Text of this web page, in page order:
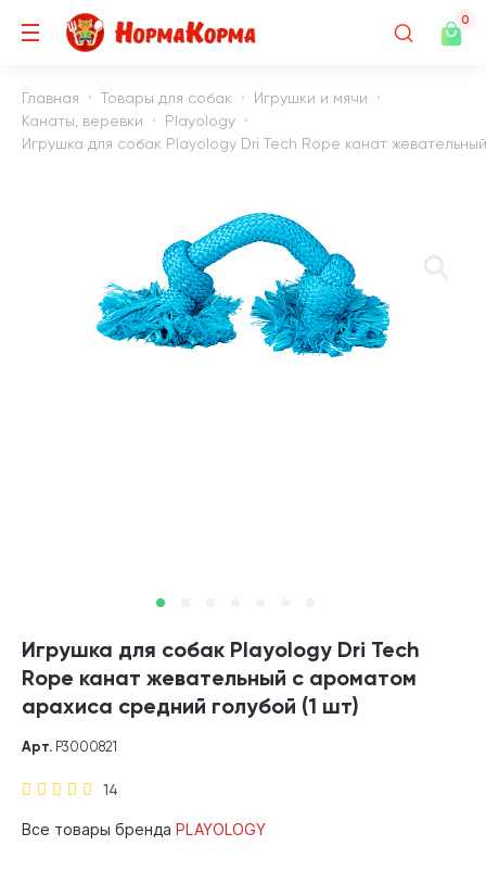
0
Главная Товары для собак
Игрушки и мячи
Канаты, веревки
Playology
Игрушка для собак Playology Dri Tech Rope канат
Игрушка для собак Playology Dri Tech
Rope канат жевательный с ароматом
арахиса средний голубой (1 шт)
14
Арт. P3000821
Все товары бренда PLAYOLOGY